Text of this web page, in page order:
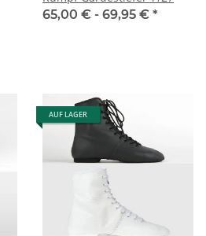
65,00 € - 69,95 € *
AUF LAGER